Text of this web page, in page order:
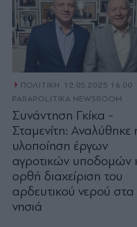
ΠΟΛΙΤΙΚΗ
12.05.2025 16:00
PARAPOLITIKA NEWSROOM
Συνάντηση Γκίκα -
Σταμενίτη: Αναλύθηκε
υλοποίηση έργων
αγροτικών υποδομών
ορθή διαχείριση του
αρδευτικού νερού στα
νησιά